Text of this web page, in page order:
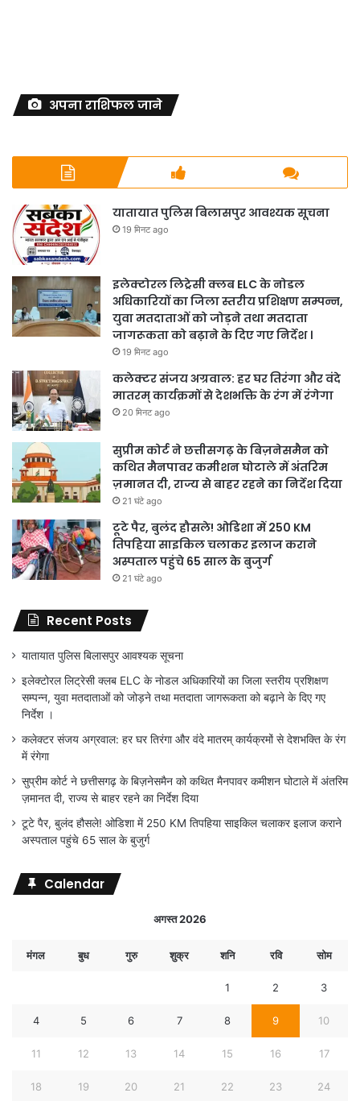
अपना राशिफल जाने
यातायात पुलिस बिलासपुर आवश्यक सूचना
19 मिनट ago
इलेक्टोरल लिट्रेसी क्लब ELC के नोडल
अधिकारियों का जिला स्तरीय प्रशिक्षण सम्पन्न,
युवा मतदाताओं को जोड़ने तथा मतदाता
जागरूकता को बढ़ाने के दिए गए निर्देश ।
19 मिनट ago
कलेक्टर संजय अग्रवाल: हर घर तिरंगा और वंदे
मातरम् कार्यक्रमों से देशभक्ति के रंग में रंगेगा
20 मिनट ago
सुप्रीम कोर्ट ने छत्तीसगढ़ के बिज़नेसमैन को
कथित मैनपावर कमीशन घोटाले में अंतरिम
ज़मानत दी, राज्य से बाहर रहने का निर्देश दिया
21 घंटे ago
टूटे पैर, बुलंद हौसले! ओडिशा में 250 KM
तिपहिया साइकिल चलाकर इलाज कराने
अस्पताल पहुंचे 65 साल के बुजुर्ग
21 घंटे ago
Recent Posts
यातायात पुलिस बिलासपुर आवश्यक सूचना
इलेक्टोरल लिट्रेसी क्लब ELC के नोडल अधिकारियों का जिला स्तरीय प्रशिक्षण
सम्पन्न, युवा मतदाताओं को जोड़ने तथा मतदाता जागरूकता को बढ़ाने के दिए गए
निर्देश ।
कलेक्टर संजय अग्रवाल: हर घर तिरंगा और वंदे मातरम् कार्यक्रमों से देशभक्ति के रंग
में रंगेगा
सुप्रीम कोर्ट ने छत्तीसगढ़ के बिज़नेसमैन को कथित मैनपावर कमीशन घोटाले में अंतरिम
ज़मानत दी, राज्य से बाहर रहने का निर्देश दिया
टूटे पैर, बुलंद हौसले! ओडिशा में 250 KM तिपहिया साइकिल चलाकर इलाज कराने
अस्पताल पहुंचे 65 साल के बुजुर्ग
Calendar
अगस्त 2026
मंगल बुध गुरु शुक्र शनि रवि सोम
1 2 3
4 5 6 7 8 9 10
11 12 13 14 15 16 17
18 19 20 21 22 23 24